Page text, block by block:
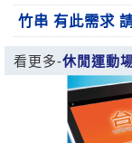
竹串 有此需求
看更多-休閒運動